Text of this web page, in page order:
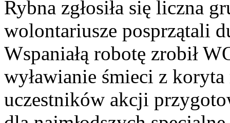
Rybna zgłosiła się liczna
wolontariusze posprzątali
Wspaniałą robotę zrobił
wyławianie śmieci z
uczestników akcji